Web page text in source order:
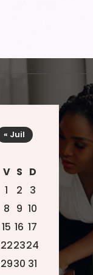
V S D
1
2
3
8 9 10
15 16 17
222324
2930 31
« Juil